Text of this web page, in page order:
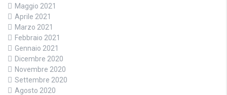
Maggio 2021
Aprile 2021
Marzo 2021
Febbraio 2021
Gennaio 2021
Dicembre 2020
Novembre 2020
Settembre 2020
Agosto 2020